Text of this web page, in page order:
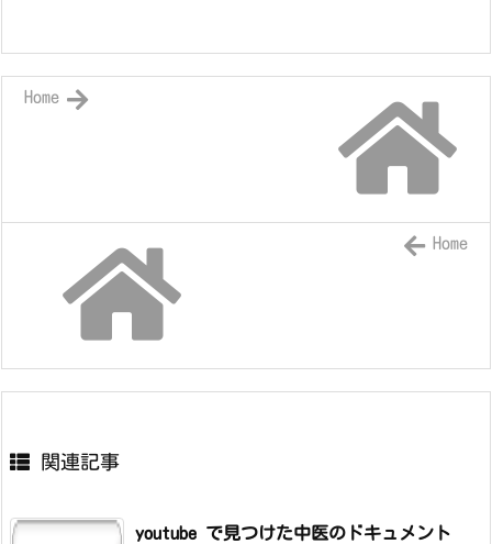
Home
Home
関連記事
youtube で見つけた中医のドキュメント